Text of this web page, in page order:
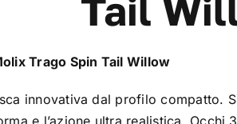
Tail
Trago Spin Tail Willow
innovativa dal profilo compatto.